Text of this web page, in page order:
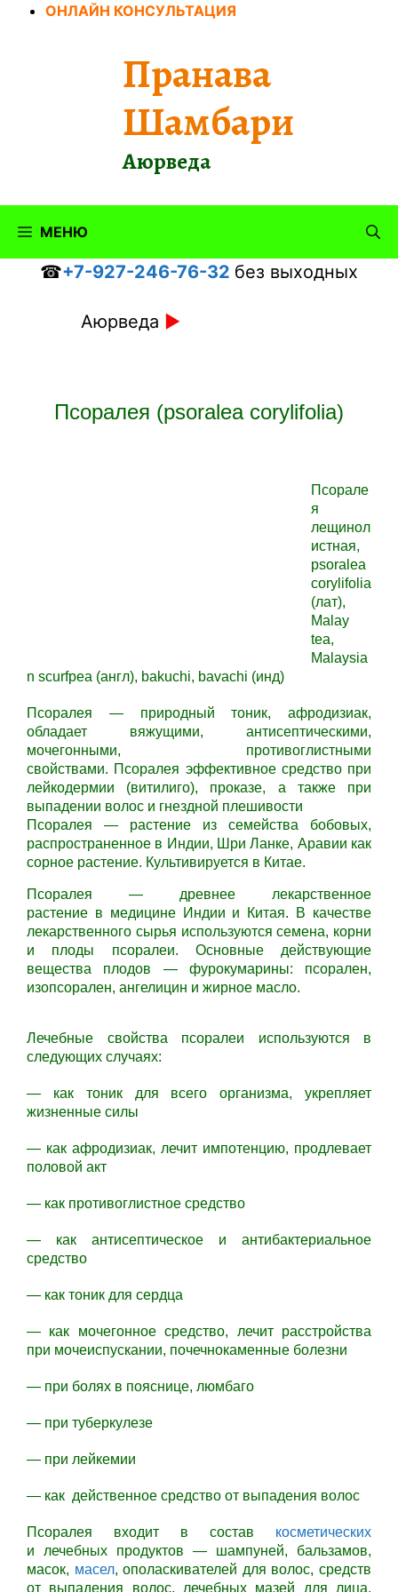
ПерейтиОНЛАЙН КОНСУЛЬТАЦИЯ
Пранава
Шамбари
Аюрведа
МЕНЮ
☎+7-927-246-76-32 без выходных
Аюрведа ►
Псоралея (psoralea corylifolia)
Псорале
я
лещинол
истная,
psoralea
corylifolia
(лат),
Malay
tea,
Malaysia
n scurfpea (англ), bakuchi, bavachi (инд)
Псоралея — природный тоник, афродизиак,
обладает вяжущими, антисептическими,
мочегонными, противоглистными
свойствами. Псоралея эффективное средство при
лейкодермии (витилиго), проказе, а также при
выпадении волос и гнездной плешивости
Псоралея — растение из семейства бобовых,
распространенное в Индии, Шри Ланке, Аравии как
сорное растение. Культивируется в Китае.
Псоралея — древнее лекарственное
растение в медицине Индии и Китая. В качестве
лекарственного сырья используются семена, корни
и плоды псоралеи. Основные действующие
вещества плодов — фурокумарины: псорален,
изопсорален, ангелицин и жирное масло.
Лечебные свойства псоралеи используются в
следующих случаях:
— как тоник для всего организма, укрепляет
жизненные силы
— как афродизиак, лечит импотенцию, продлевает
половой акт
— как противоглистное средство
— как антисептическое и антибактериальное
средство
— как тоник для сердца
— как мочегонное средство, лечит расстройства
при мочеиспускании, почечнокаменные болезни
— при болях в пояснице, люмбаго
— при туберкулезе
— при лейкемии
— как действенное средство от выпадения волос
Псоралея входит в состав косметических
и лечебных продуктов — шампуней, бальзамов,
масок, масел, ополаскивателей для волос, средств
от выпадения волос, лечебных мазей для лица,